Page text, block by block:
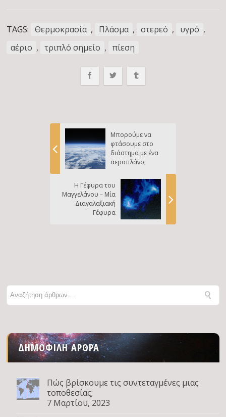
TAGS: Θερμοκρασία , Πλάσμα , στερεό , υγρό ,
αέριο , τριπλό σημείο , πίεση
Μπορούμε να
φτάσουμε στο
διάστημα με ένα
αεροπλάνο;
Η Γέφυρα του
Μαγγελάνου – Μία
Διαγαλαξιακή
Γέφυρα
ΔΗΜΟΦΙΛΉ ΆΡΘΡΑ
Πώς βρίσκουμε τις συντεταγμένες μιας
τοποθεσίας;
7 Μαρτίου, 2023